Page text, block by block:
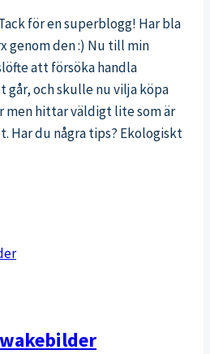
för en superblogg! Har bla
genom den :) Nu till min
att försöka handla
går, och skulle nu vilja köpa
men hittar väldigt lite som är
Har du några tips? Ekologiskt